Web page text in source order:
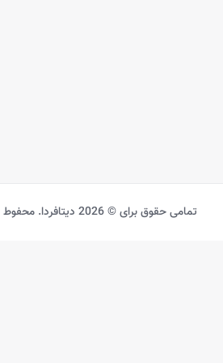
تمامی حقوق برای © 2026 دیتافردا. محفوط می باشد.